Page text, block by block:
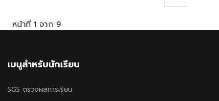
หน้าที่ 1 จาก 9
เมนูสำหรับนักเรียน
SGS ตรวจผลการเรียน